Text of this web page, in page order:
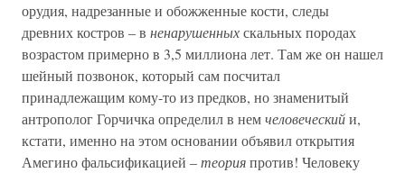
орудия, надрезанные и обожженные кости, следы
древних костров – в ненарушенныхскальных породах
возрастом примерно в 3,5 миллиона лет. Там же он нашел
шейный позвонок, который сам посчитал
принадлежащим кому-то из предков, но знаменитый
антрополог Горчичка определил в немчеловеческийи,
кстати, именно на этом основании объявил открытия
Амегино фальсификацией –теорияпротив! Человеку